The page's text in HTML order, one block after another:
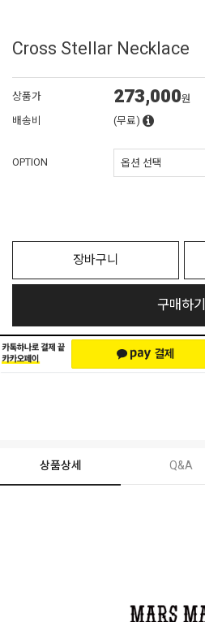
Cross Stellar Necklace
상품가 273,000원
배송비
(무료)
OPTION
장바구니
구매하기
상품상세 Q&A